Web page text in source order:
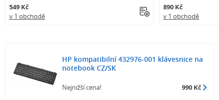
549 Kč
v 1 obchodě
890 Kč
v 1 obchodě
HP kompatibilní 432976-001 klávesnice na
notebook CZ/SK
Nejnižší cena! 990 Kč